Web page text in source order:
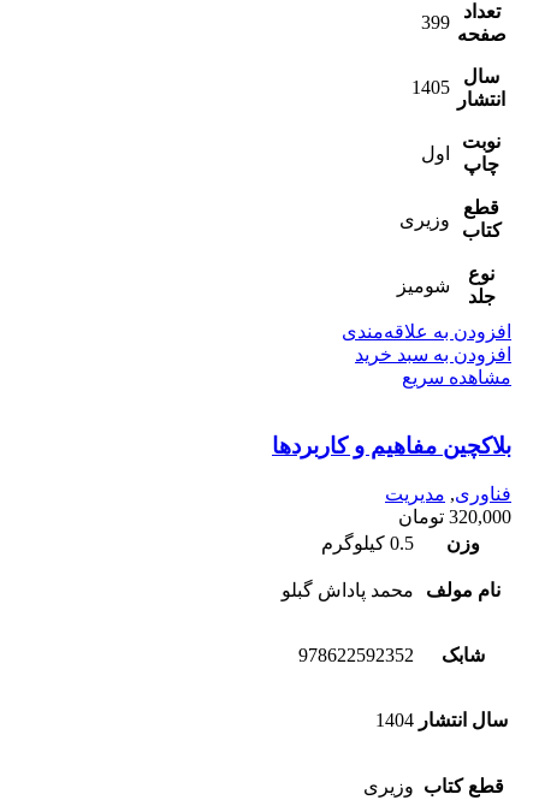
تعداد
صفحه
399
سال
انتشار
1405
نوبت
چاپ
اول
قطع
کتاب
وزیری
نوع
جلد
شومیز
افزودن به علاقه‌مندی
افزودن به سبد خرید
مشاهده سریع
بلاکچین مفاهیم و کاربردها
فناوری, مدیریت
320,000 تومان
وزن
0.5 کیلوگرم
نام مولف محمد پاداش گبلو
شابک 978622592352
سال انتشار 1404
قطع کتاب وزیری